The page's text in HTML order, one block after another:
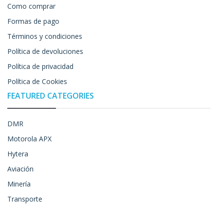
Como comprar
Formas de pago
Términos y condiciones
Política de devoluciones
Política de privacidad
Política de Cookies
FEATURED CATEGORIES
DMR
Motorola APX
Hytera
Aviación
Minería
Transporte